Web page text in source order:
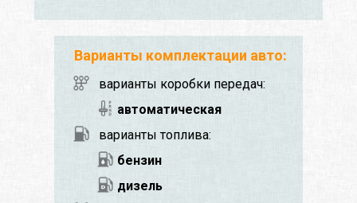
Варианты комплектации авто:
варианты коробки передач:
автоматическая
варианты топлива:
бензин
дизель